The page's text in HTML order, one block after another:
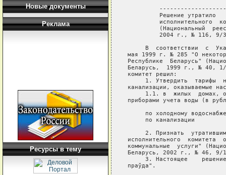
Новые документы
Реклама
Ресурсы в тему
Решение утратило
исполнительного
(Национальный
2004 г., № 116,
В  соответствии  с
мая 1999 г. № 285 "О
Республике  Беларусь"
Беларусь,  1999 г., № 40, 1/
комитет решил:
1. Утвердить  тарифы
канализации, оказываемые
1.1. в  жилых  домах,
приборами учета воды (в
по холодному
по канализации
2. Признать
исполнительного
коммунальные  услуги"
Беларусь, 2002 г., № 46, 9/
3. Настоящее
праўда".